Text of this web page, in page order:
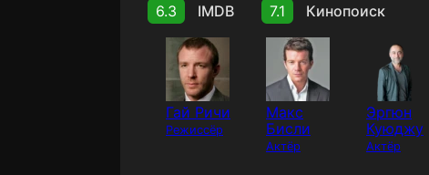
6.3 IMDB 7.1 Кинопоиск
Гай Ричи
Режиссёр
Макс
Бисли
Актёр
Эргюн
Куюджу
Актёр